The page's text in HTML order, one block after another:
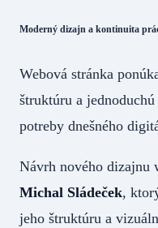
Moderný dizajn a kontinuita
Webová stránka
štruktúru a
potreby dnešného
Návrh nového dizajnu
Michal Sládeček,
jeho štruktúru a